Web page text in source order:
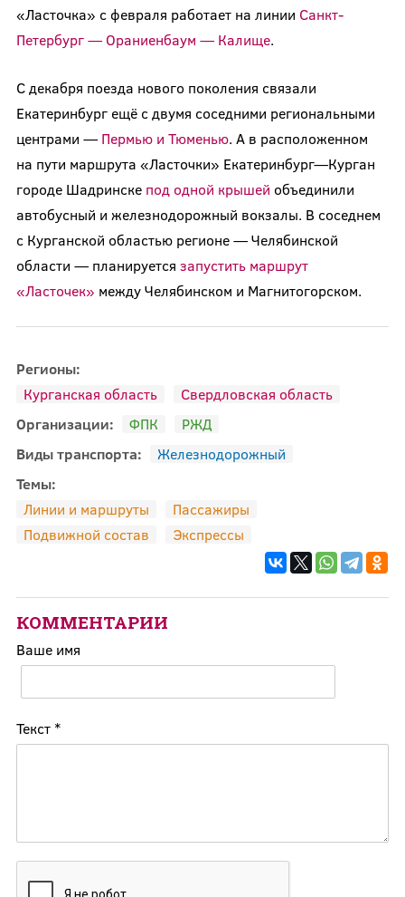
«Ласточка» с февраля работает на линии Санкт-
Петербург — Ораниенбаум — Калище.
С декабря поезда нового поколения связали
Екатеринбург ещё с двумя соседними региональными
центрами — Пермью и Тюменью. А в расположенном
на пути маршрута «Ласточки» Екатеринбург—Курган
городе Шадринске под одной крышей объединили
автобусный и железнодорожный вокзалы. В соседнем
с Курганской областью регионе — Челябинской
области — планируется запустить маршрут
«Ласточек» между Челябинском и Магнитогорском.
Регионы:
Курганская область
Свердловская область
Организации:
ФПК
РЖД
Виды транспорта:
Железнодорожный
Темы:
Линии и маршруты
Пассажиры
Подвижной состав
Экспрессы
КОММЕНТАРИИ
Ваше имя
Текст *